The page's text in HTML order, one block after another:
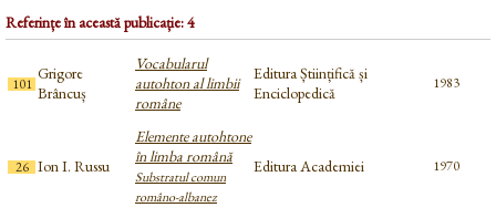
Referințe în această publicație: 4
101
Grigore
Brâncuș
Vocabularul
autohton al limbii
române
Editura Științifică și
Enciclopedică
1983
26 Ion I. Russu
Elemente autohtone
în limba română
Substratul comun
româno-albanez
Editura Academiei 1970